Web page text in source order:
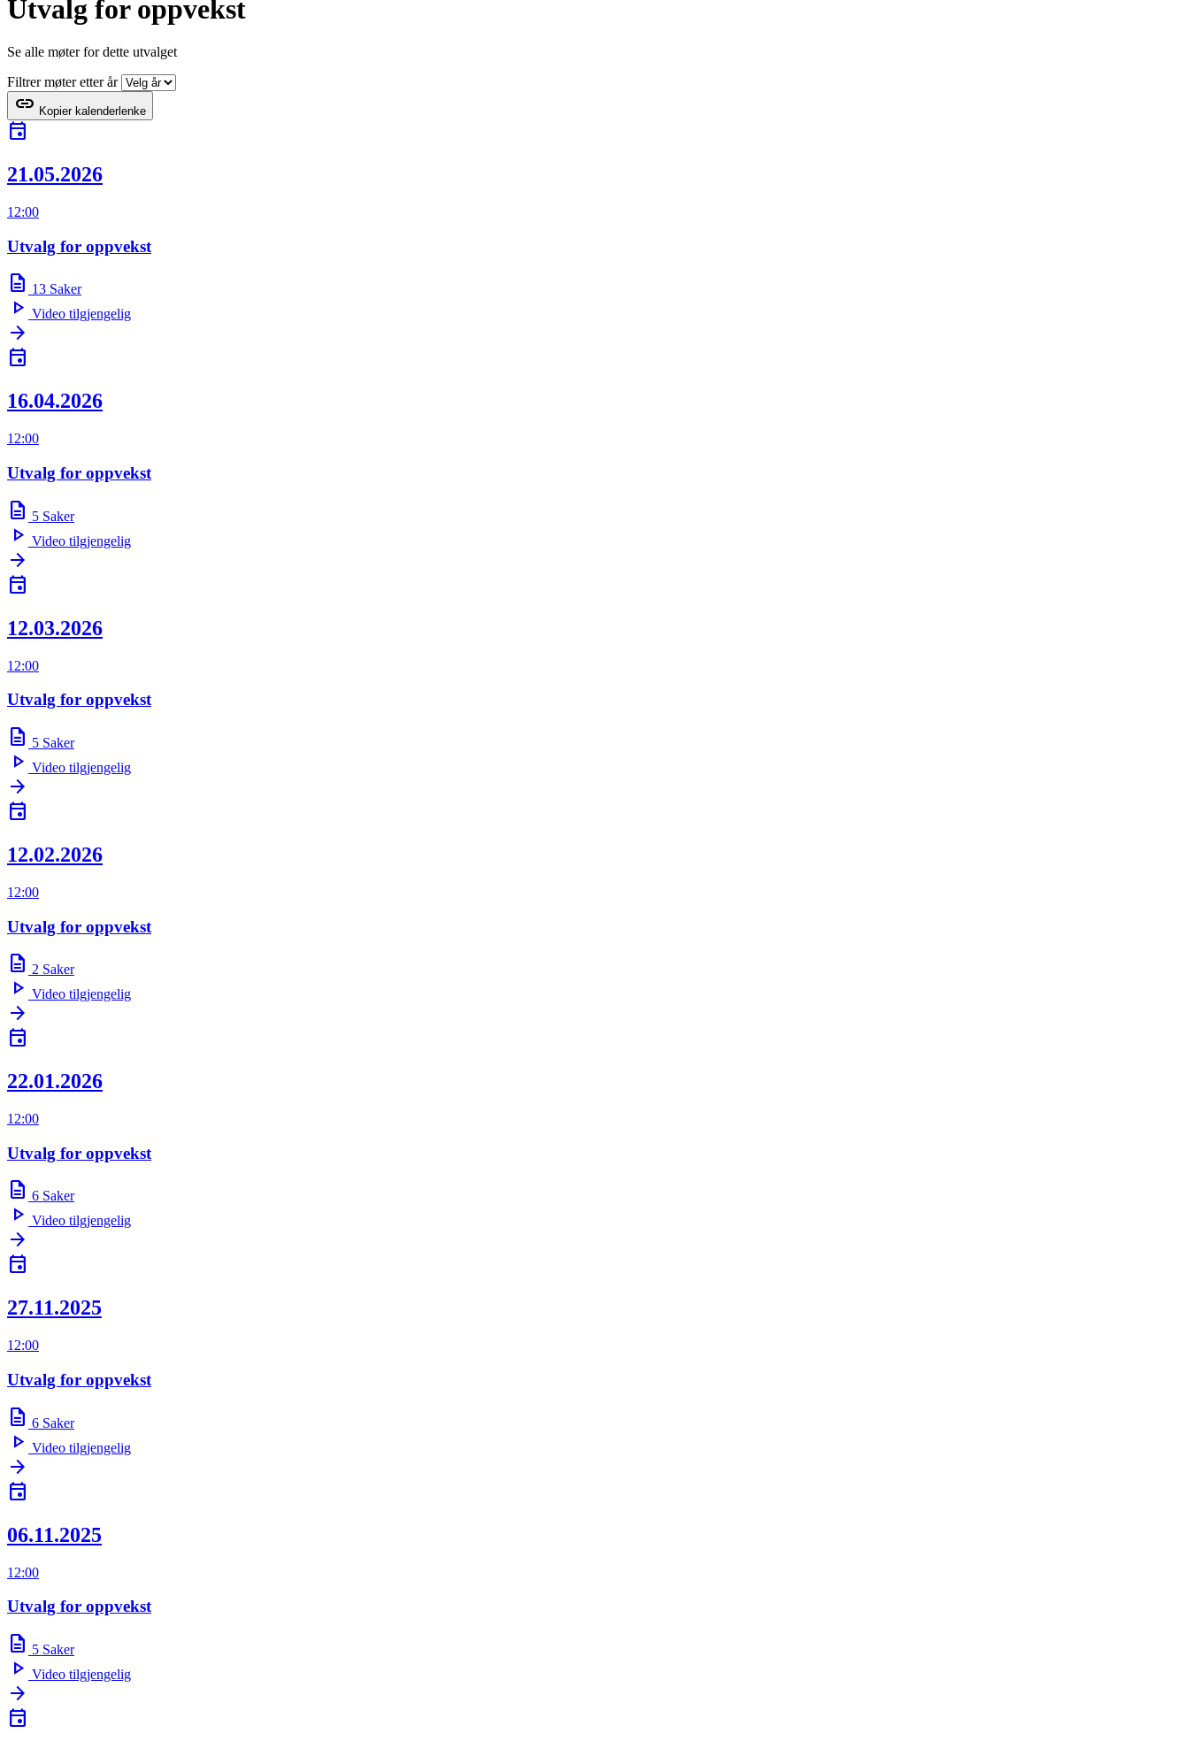
Utvalg for oppvekst
Se alle møter for dette utvalget
Filtrer møter etter år
link Kopier kalenderlenke
event
21.05.2026
12:00
Utvalg for oppvekst
description 13 Saker
play_arrow Video tilgjengelig
arrow_forward
event
16.04.2026
12:00
Utvalg for oppvekst
description 5 Saker
play_arrow Video tilgjengelig
arrow_forward
event
12.03.2026
12:00
Utvalg for oppvekst
description 5 Saker
play_arrow Video tilgjengelig
arrow_forward
event
12.02.2026
12:00
Utvalg for oppvekst
description 2 Saker
play_arrow Video tilgjengelig
arrow_forward
event
22.01.2026
12:00
Utvalg for oppvekst
description 6 Saker
play_arrow Video tilgjengelig
arrow_forward
event
27.11.2025
12:00
Utvalg for oppvekst
description 6 Saker
play_arrow Video tilgjengelig
arrow_forward
event
06.11.2025
12:00
Utvalg for oppvekst
description 5 Saker
play_arrow Video tilgjengelig
arrow_forward
event